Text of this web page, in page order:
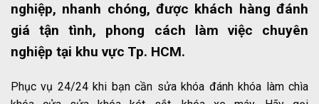
nghiệp, nhanh chóng, được khách hàng đánh
giá tận tình, phong cách làm việc chuyên
nghiệp tại khu vực Tp. HCM.
Phục vụ 24/24 khi bạn cần sửa khóa đánh khóa làm chìa